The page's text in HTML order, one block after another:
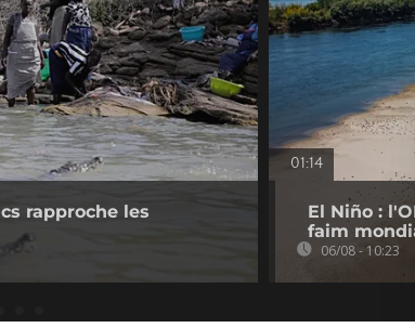
rapproche les
01:14
El Niño :
faim
06/08 - 10:23